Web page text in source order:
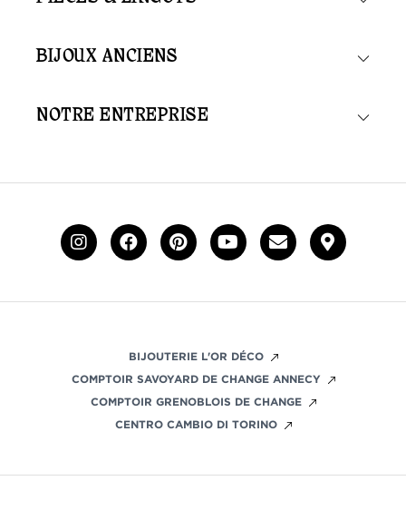
BIJOUX ANCIENS
NOTRE ENTREPRISE
BIJOUTERIE L'OR DÉCO
COMPTOIR SAVOYARD DE CHANGE ANNECY
COMPTOIR GRENOBLOIS DE CHANGE
CENTRO CAMBIO DI TORINO